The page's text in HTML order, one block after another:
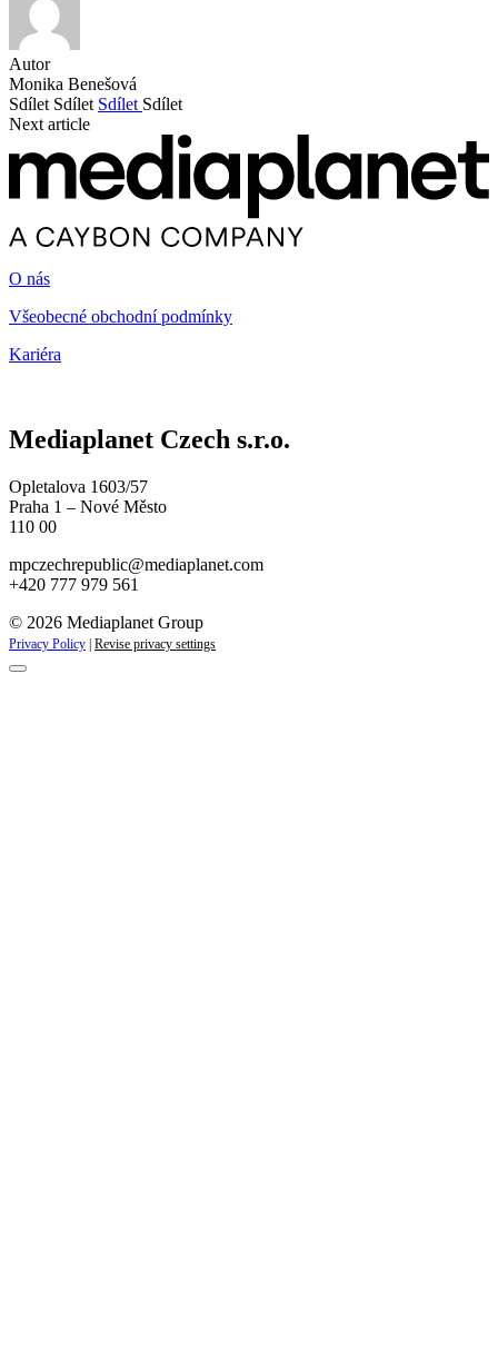
Autor
Monika Benešová
Sdílet Sdílet Sdílet Sdílet
Next article
O nás
Všeobecné obchodní podmínky
Kariéra
Mediaplanet Czech s.r.o.
Opletalova 1603/57
Praha 1 – Nové Město
110 00
mpczechrepublic@mediaplanet.com
+420 777 979 561
© 2026 Mediaplanet Group
Privacy Policy | Revise privacy settings